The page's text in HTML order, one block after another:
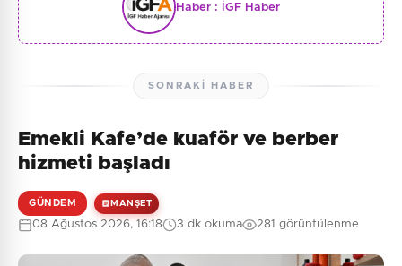
Haber : İGF Haber
SONRAKI HABER
Emekli Kafe’de kuaför ve berber
hizmeti başladı
GÜNDEM MANŞET
08 Ağustos 2026, 16:18 3 dk okuma 281 görüntülenme